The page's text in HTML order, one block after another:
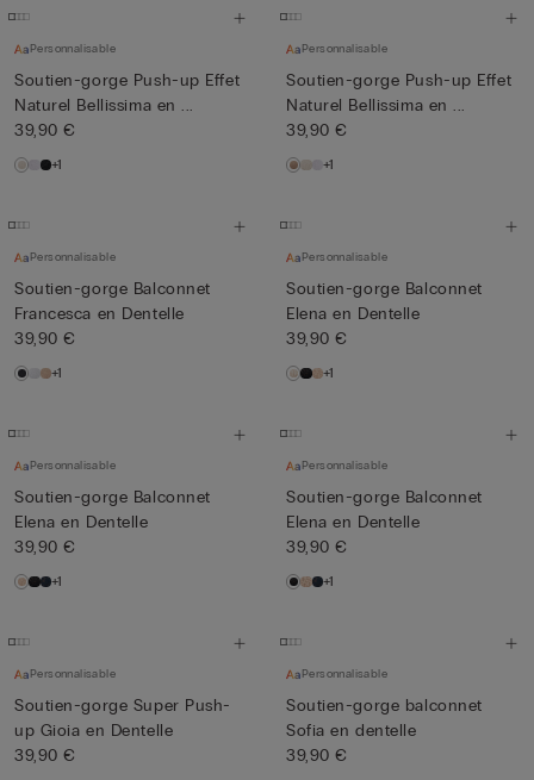
Personnalisable
Soutien-gorge Push-up Effet
Naturel Bellissima en ...
39,90 €
+1
Personnalisable
Soutien-gorge Push-up Effet
Naturel Bellissima en ...
39,90 €
+1
Personnalisable
Soutien-gorge Balconnet
Francesca en Dentelle
39,90 €
+1
Personnalisable
Soutien-gorge Balconnet
Elena en Dentelle
39,90 €
+1
Personnalisable
Soutien-gorge Balconnet
Elena en Dentelle
39,90 €
+1
Personnalisable
Soutien-gorge Balconnet
Elena en Dentelle
39,90 €
+1
Personnalisable
Soutien-gorge Super Push-
up Gioia en Dentelle
39,90 €
Personnalisable
Soutien-gorge balconnet
Sofia en dentelle
39,90 €